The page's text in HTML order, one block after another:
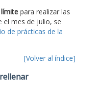
para realizar las
el mes de julio, se
de prácticas de la
[Volver al índice]